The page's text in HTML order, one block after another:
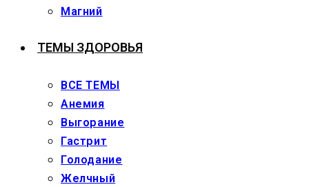
Магний
ТЕМЫ ЗДОРОВЬЯ
ВСЕ ТЕМЫ
Анемия
Выгорание
Гастрит
Голодание
Желчный